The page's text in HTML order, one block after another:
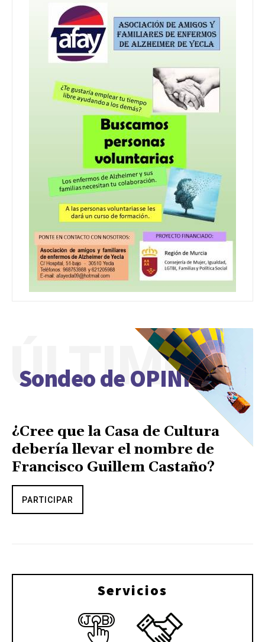
Sondeo de OPINIÓN
ÚLTIMO
¿Cree que la Casa de Cultura
debería llevar el nombre de
Francisco Guillem Castaño?
PARTICIPAR
Servicios